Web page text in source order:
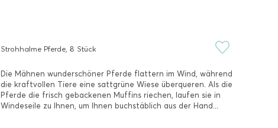
Strohhalme Pferde, 8 Stück
Die Mähnen wunderschöner Pferde flattern im Wind, während
die kraftvollen Tiere eine sattgrüne Wiese überqueren. Als die
Pferde die frisch gebackenen Muffins riechen, laufen sie in
Windeseile zu Ihnen, um Ihnen buchstäblich aus der Hand...